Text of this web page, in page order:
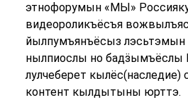
этнофорумын «МЫ»
видеороликъёсъя
йылпумъянъёсыз
нылпиослы но бадӟымъёслы
лулчеберет
контент кылдытыны юрттэ.